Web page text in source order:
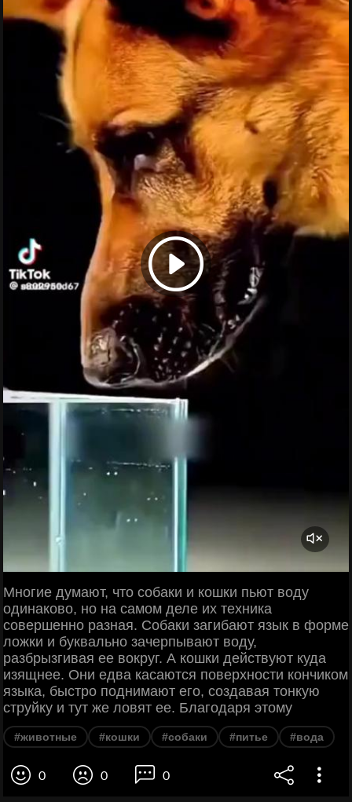
Многие думают, что собаки и кошки пьют воду
одинаково, но на самом деле их техника
совершенно разная. Собаки загибают язык в форме
ложки и буквально зачерпывают воду,
разбрызгивая ее вокруг. А кошки действуют куда
изящнее. Они едва касаются поверхности кончиком
языка, быстро поднимают его, создавая тонкую
струйку и тут же ловят ее. Благодаря этому
#животные #кошки #собаки #питье #вода
0 0 0